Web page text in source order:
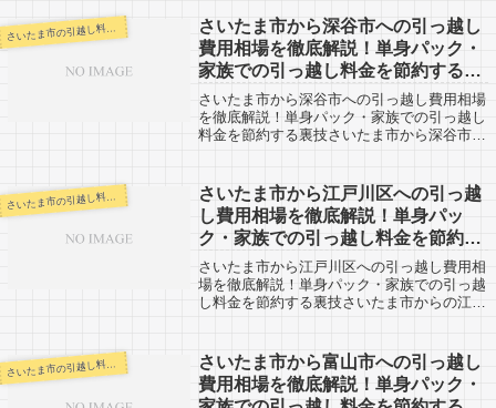
る方も参考にしてみてください。さいたま
市...
さいたま市の引越し料金・代金相場・見積り情報
さいたま市から深谷市への引っ越し
費用相場を徹底解説！単身パック・
家族での引っ越し料金を節約する裏
技
さいたま市から深谷市への引っ越し費用相場
を徹底解説！単身パック・家族での引っ越し
料金を節約する裏技さいたま市から深谷市へ
「自分の引越し代金を早く知りたい！！そし
て...
さいたま市の引越し料金・代金相場・見積り情報
さいたま市から江戸川区への引っ越
し費用相場を徹底解説！単身パッ
ク・家族での引っ越し料金を節約す
る裏技
さいたま市から江戸川区への引っ越し費用相
場を徹底解説！単身パック・家族での引っ越
し料金を節約する裏技さいたま市からの江戸
考にしてみてください。さいたま市から東
京...
さいたま市の引越し料金・代金相場・見積り情報
さいたま市から富山市への引っ越し
費用相場を徹底解説！単身パック・